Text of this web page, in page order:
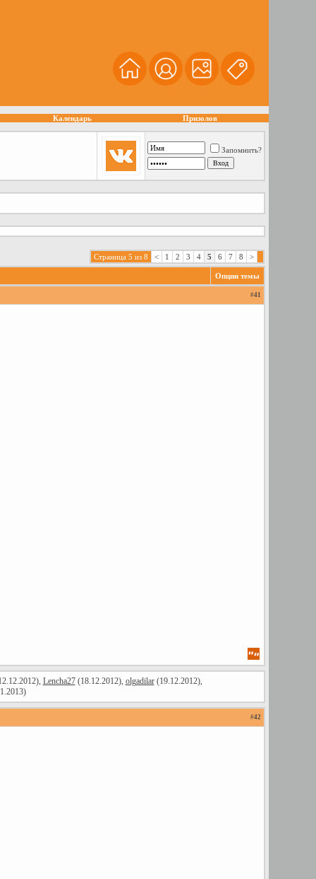
Календарь Призолов
Запомнить?
Страница 5 из 8 < 1 2 3 4 5 6 7 8 >
Опции темы
#41
Lencha27(18.12.2012), olgadilar(19.12.2012),
#42